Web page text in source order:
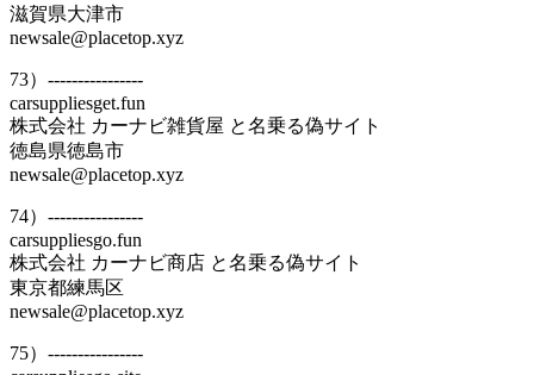
滋賀県大津市
newsale@placetop.xyz
73）----------------
carsuppliesget.fun
株式会社 カーナビ雑貨屋 と名乗る偽サイト
徳島県徳島市
newsale@placetop.xyz
74）----------------
carsuppliesgo.fun
株式会社 カーナビ商店 と名乗る偽サイト
東京都練馬区
newsale@placetop.xyz
75）----------------